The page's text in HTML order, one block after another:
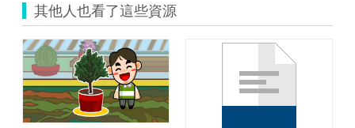
其他人也看了這些資源